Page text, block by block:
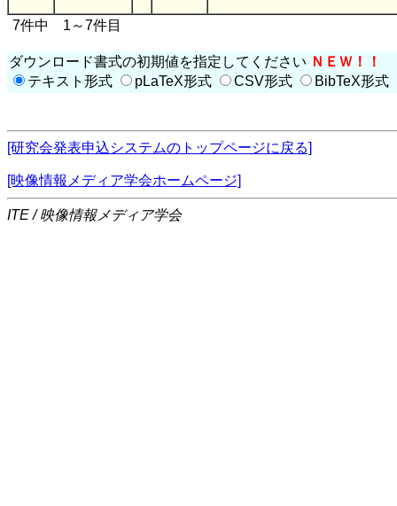
7件中 1～7件目
ダウンロード書式の初期値を指定してください ＮＥＷ！！
テキスト形式
pLaTeX形式 CSV形式 BibTeX形式
[研究会発表申込システムのトップページに戻る]
[映像情報メディア学会ホームページ]
ITE / 映像情報メディア学会